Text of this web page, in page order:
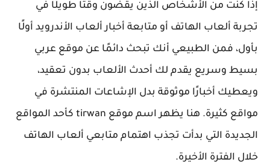
إذا كنت من الأشخاص الذين يقضون وقتًا طويلًا في
تجربة ألعاب الهاتف أو متابعة أخبار ألعاب الأندرويد أولًا
بأول، فمن الطبيعي أنك تبحث دائمًا عن موقع عربي
بسيط وسريع يقدم لك أحدث الألعاب بدون تعقيد،
ويعطيك أخبارًا موثوقة بدل الإشاعات المنتشرة في
مواقع كثيرة. هنا يظهر اسم موقع tirwan كأحد المواقع
الجديدة التي بدأت تجذب اهتمام متابعي ألعاب الهاتف
خلال الفترة الأخيرة.